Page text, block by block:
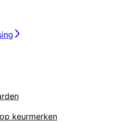
keurmerken